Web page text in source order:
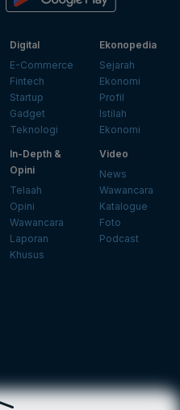
Digital
E-Commerce
Fintech
Startup
Gadget
Teknologi
Ekonopedia
Sejarah
Ekonomi
Profil
Istilah
Ekonomi
In-Depth &
Opini
Telaah
Opini
Wawancara
Laporan
Khusus
Video
News
Wawancara
Katalogue
Foto
Podcast